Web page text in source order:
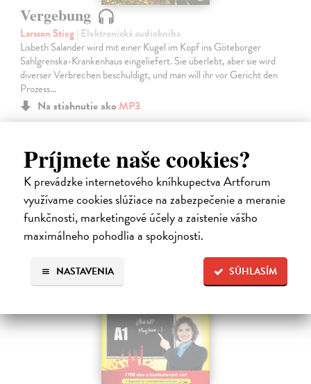
Príjmete naše cookies?
K prevádzke internetového kníhkupectva Artforum
využívame cookies slúžiace na zabezpečenie a meranie
funkčnosti, marketingové účely a zaistenie vášho
maximálneho pohodlia a spokojnosti.
SÚHLASÍM
NASTAVENIA
Vergebung
Larsson Stieg| Elektronická audiokniha
Lisbeth Salander wird mit einer Kugel im Kopf ins Göteborger
Sahlgrenska-Krankenhaus eingeliefert. Sie überlebt, aber sie wird
diverser Verbrechen beschuldigt, und man will ihr vor Gericht den
Prozess…
Na stiahnutie ako MP3